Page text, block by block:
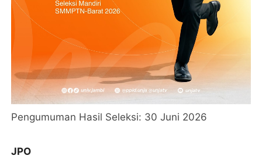
Pengumuman Hasil Seleksi: 30 Juni 2026
JPO